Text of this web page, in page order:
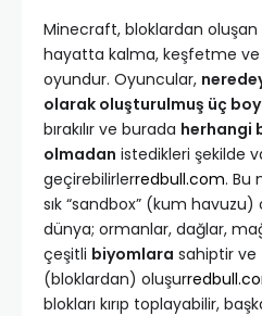
Minecraft, bloklardan
hayatta kalma, keşfetme
oyundur. Oyuncular,
olarak oluşturulmuş üç
bırakılır ve burada herhangi
olmadan istedikleri şekilde
geçirebilirlerredbull.com. Bu
sık “sandbox” (kum
dünya; ormanlar, dağlar,
çeşitli biyomlara sahiptir
(bloklardan) oluşur
blokları kırıp toplayabilir,